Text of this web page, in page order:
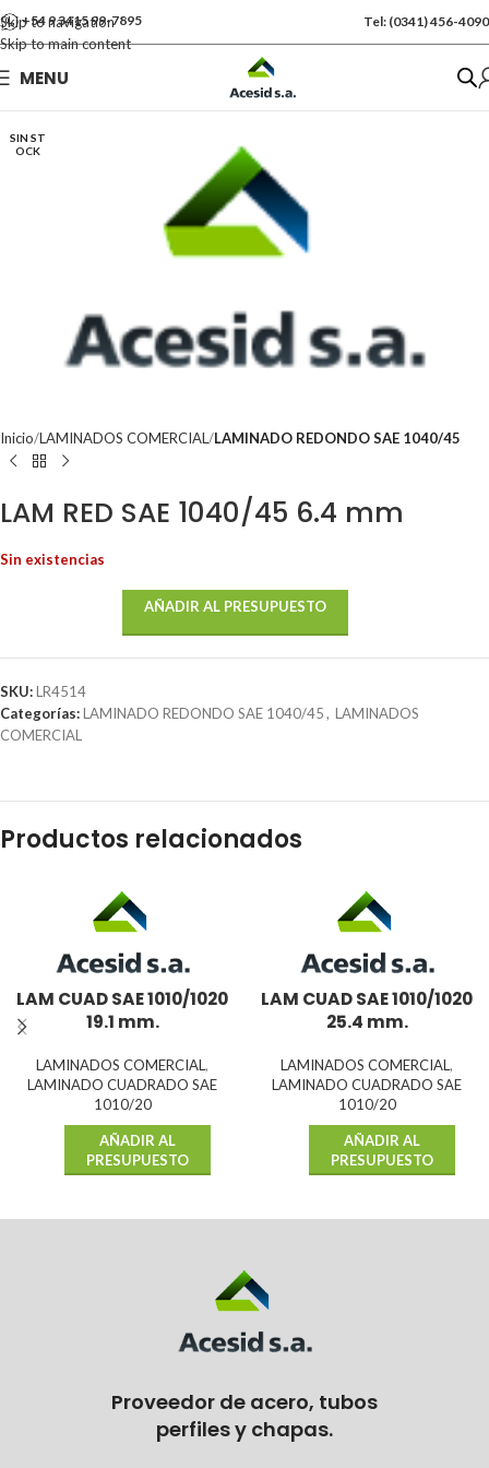
Skip to navigation
Skip to main content
+54 9 3415 99-7895 Tel: (0341) 456-4090
MENU
SIN ST
OCK
Inicio LAMINADOS COMERCIAL LAMINADO REDONDO SAE 1040/45
LAM RED SAE 1040/45 6.4 mm
Se vende por Und
Sin existencias
AÑADIR AL PRESUPUESTO
SKU:LR4514
Categorías:LAMINADO REDONDO SAE 1040/45, LAMINADOS
COMERCIAL
Productos relacionados
LAM CUAD SAE 1010/1020
19.1 mm.
LAMINADOS COMERCIAL,
LAMINADO CUADRADO SAE
1010/20
AÑADIR AL
PRESUPUESTO
LAM CUAD SAE 1010/1020
25.4 mm.
LAMINADOS COMERCIAL,
LAMINADO CUADRADO SAE
1010/20
AÑADIR AL
PRESUPUESTO
Proveedor de acero, tubos
perfiles y chapas.